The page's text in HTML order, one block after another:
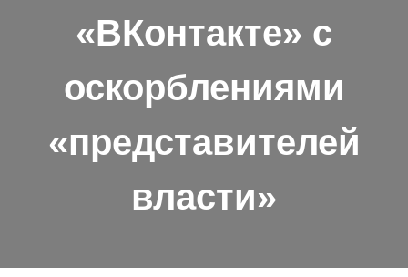
«ВКонтакте» с
оскорблениями
«представителей
власти»